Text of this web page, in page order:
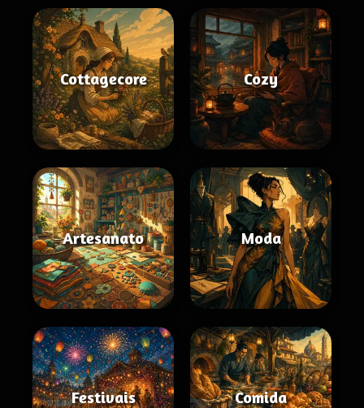
Cottagecore Cozy
Artesanato Moda
Festivais Comida